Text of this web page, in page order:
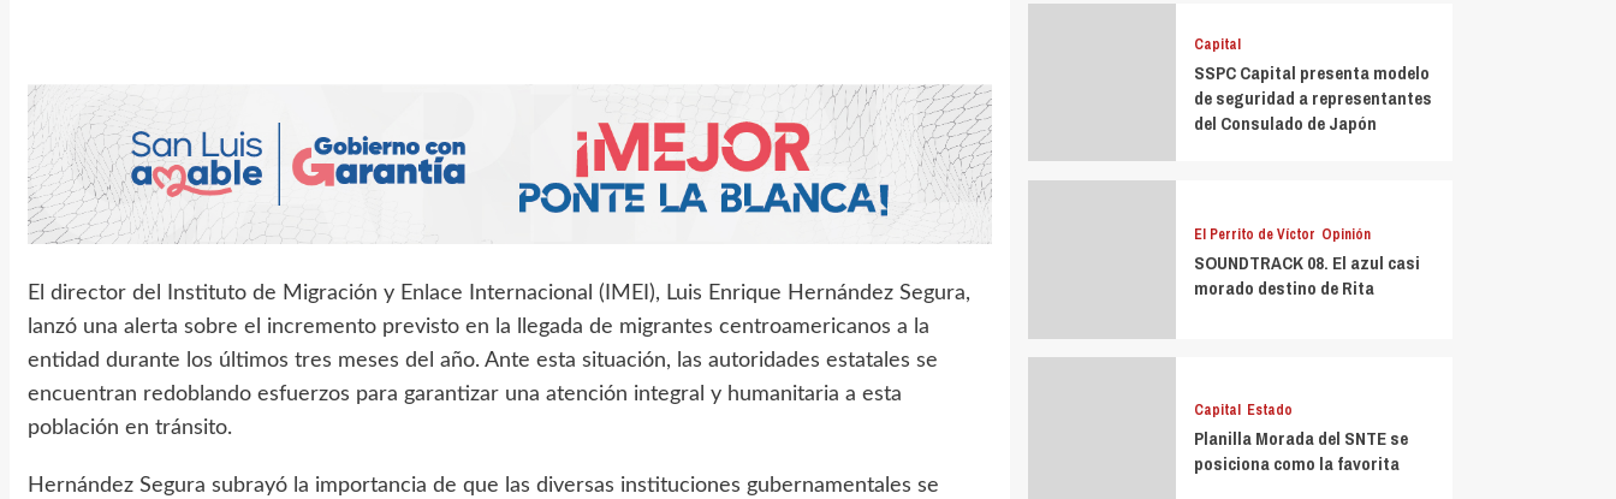
El director del Instituto de Migración y Enlace Internacional (IMEI), Luis Enrique Hernández Segura,
lanzó una alerta sobre el incremento previsto en la llegada de migrantes centroamericanos a la
entidad durante los últimos tres meses del año. Ante esta situación, las autoridades estatales se
encuentran redoblando esfuerzos para garantizar una atención integral y humanitaria a esta
población en tránsito.
Hernández Segura subrayó la importancia de que las diversas instituciones gubernamentales se
Capital
SSPC Capital presenta modelo
de seguridad a representantes
del Consulado de Japón
El Perrito de Víctor Opinión
SOUNDTRACK 08. El azul casi
morado destino de Rita
Capital Estado
Planilla Morada del SNTE se
posiciona como la favorita